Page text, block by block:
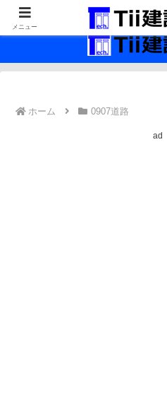
最新の建設技術の
ホーム 0907道路
ad
メニュー